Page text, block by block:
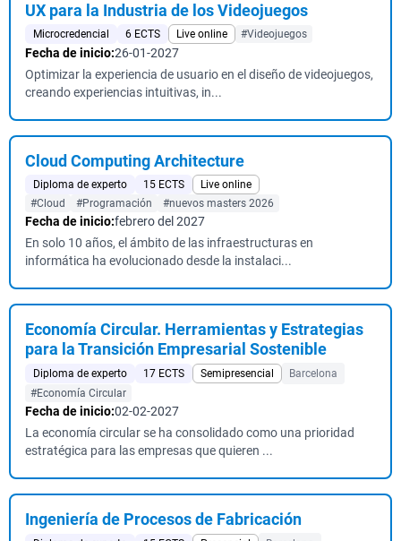
UX para la Industria de los Videojuegos
Microcredencial 6 ECTS Live online #Videojuegos
Fecha de inicio:26-01-2027
Optimizar la experiencia de usuario en el diseño de videojuegos,
creando experiencias intuitivas, in...
Cloud Computing Architecture
Diploma de experto 15 ECTS
Live online
#Cloud
#Programación #nuevos masters 2026
Fecha de inicio:febrero del 2027
En solo 10 años, el ámbito de las infraestructuras en
informática ha evolucionado desde la instalaci...
Economía Circular. Herramientas y Estrategias
para la Transición Empresarial Sostenible
Diploma de experto 17 ECTS Semipresencial
Barcelona
#Economía Circular
Fecha de inicio:02-02-2027
La economía circular se ha consolidado como una prioridad
estratégica para las empresas que quieren ...
Ingeniería de Procesos de Fabricación